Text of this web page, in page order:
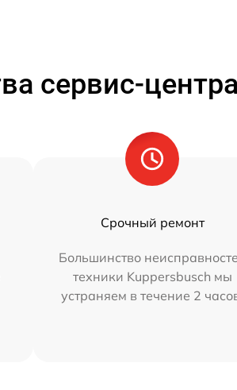
сервис-центра
Срочный ремонт
Большинство
техники Kuppersbusch мы
устраняем в течение 2